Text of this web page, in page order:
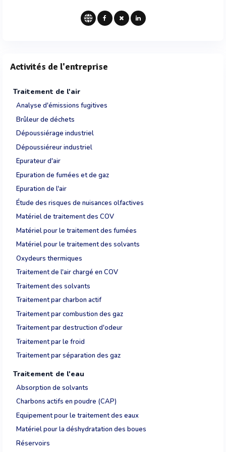
Activités de l'entreprise
Traitement de l'air
Analyse d'émissions fugitives
Brûleur de déchets
Dépoussiérage industriel
Dépoussiéreur industriel
Epurateur d'air
Epuration de fumées et de gaz
Epuration de l'air
Étude des risques de nuisances olfactives
Matériel de traitement des COV
Matériel pour le traitement des fumées
Matériel pour le traitement des solvants
Oxydeurs thermiques
Traitement de l'air chargé en COV
Traitement des solvants
Traitement par charbon actif
Traitement par combustion des gaz
Traitement par destruction d'odeur
Traitement par le froid
Traitement par séparation des gaz
Traitement de l'eau
Absorption de solvants
Charbons actifs en poudre (CAP)
Equipement pour le traitement des eaux
Matériel pour la déshydratation des boues
Réservoirs